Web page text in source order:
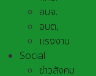
อบจ.
อบต,
แรงงาน
Social
ข่าวสังคม